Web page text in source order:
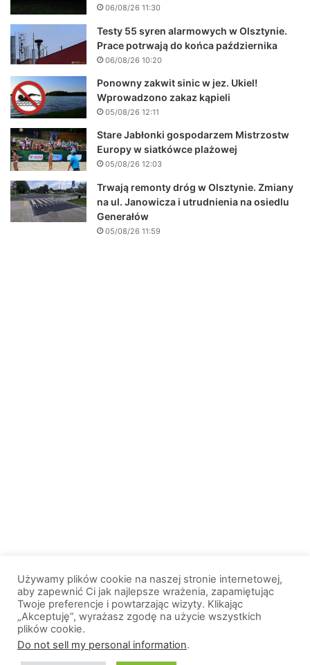
06/08/26 11:30
Testy 55 syren alarmowych w Olsztynie.
Prace potrwają do końca października
06/08/26 10:20
Ponowny zakwit sinic w jez. Ukiel!
Wprowadzono zakaz kąpieli
05/08/26 12:11
Stare Jabłonki gospodarzem Mistrzostw
Europy w siatkówce plażowej
05/08/26 12:03
Trwają remonty dróg w Olsztynie. Zmiany
na ul. Janowicza i utrudnienia na osiedlu
Generałów
05/08/26 11:59
© 2013-2026, All Rights Reserved. Wszelkie prawa zastrzeżone. |
Używamy plików cookie na naszej stronie internetowej,
aby zapewnić Ci jak najlepsze wrażenia, zapamiętując
Twoje preferencje i powtarzając wizyty. Klikając
„Akceptuję”, wyrażasz zgodę na użycie wszystkich
plików cookie.
Do not sell my personal information.